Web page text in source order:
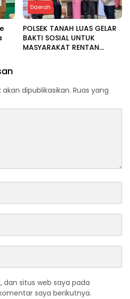
Daerah
POLSEK TANAH LUAS GELAR
BAKTI SOSIAL UNTUK
MASYARAKAT RENTAN
dipublikasikan. Ruas yang
dan situs web saya pada
saya berikutnya.